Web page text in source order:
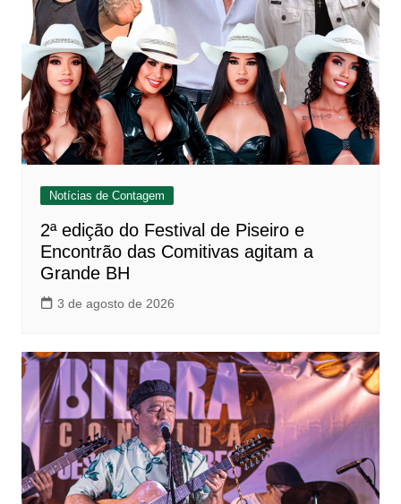
Notícias de Contagem
2ª edição do Festival de Piseiro e
Encontrão das Comitivas agitam a
Grande BH
3 de agosto de 2026